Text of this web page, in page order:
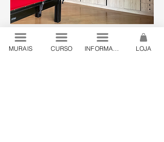
MURAIS CURSO LOJA